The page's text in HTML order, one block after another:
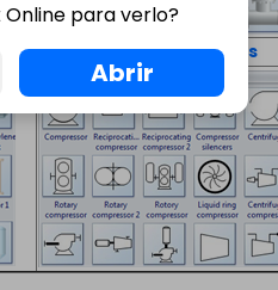
Símbolos sencillos
para verlo?
Abrir